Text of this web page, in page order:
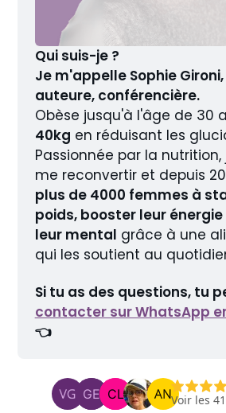
Qui suis-je ?
Je m'appelle Sophie
auteure, conférencière.
Obèse jusqu'à l'âge de 30
40kg en réduisant les
Passionnée par la
me reconvertir et depuis
plus de 4000 femmes à
poids, booster leur
leur mental grâce à une
qui les soutient au
Si tu as des questions, tu
contacter sur WhatsApp
👈
Voir les